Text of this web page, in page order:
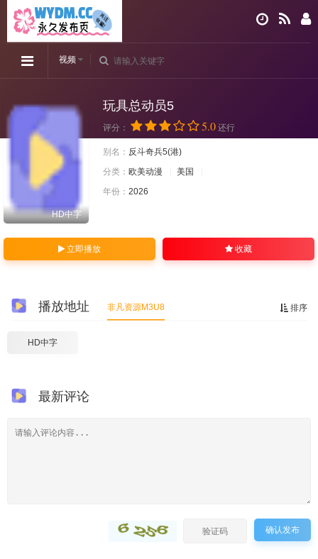
视频
HD中字
玩具总动员5
评分： 5.0 还行
别名： 反斗奇兵5(港)
分类： 欧美动漫
美国
年份： 2026
立即播放 收藏
排序
播放地址 非凡资源M3U8
HD中字
最新评论
确认发布